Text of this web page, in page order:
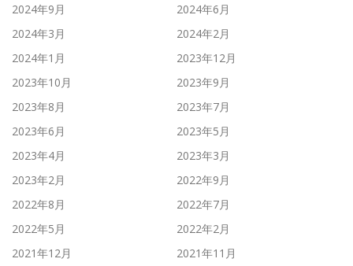
2024年9月
2024年6月
2024年3月
2024年2月
2024年1月
2023年12月
2023年10月
2023年9月
2023年8月
2023年7月
2023年6月
2023年5月
2023年4月
2023年3月
2023年2月
2022年9月
2022年8月
2022年7月
2022年5月
2022年2月
2021年12月
2021年11月